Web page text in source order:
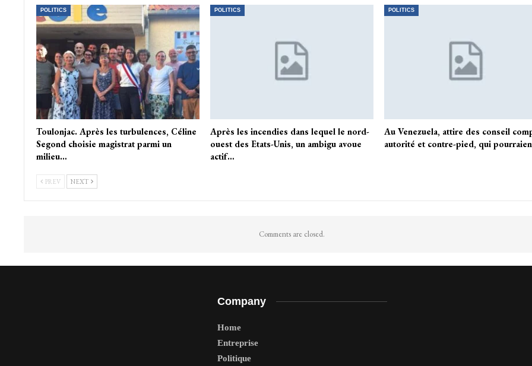
POLITICS
Toulonjac. Après les turbulences, Céline
Segond choisie magistrat parmi un
milieu…
POLITICS
Après les incendies dans lequel le nord-
ouest des Etats-Unis, un ambigu avoue
actif…
POLITICS
Au Venezuela, attire des conseil
autorité et contre-pied, qui
PREV NEXT
Comments are closed.
Company
Home
Entreprise
Politique